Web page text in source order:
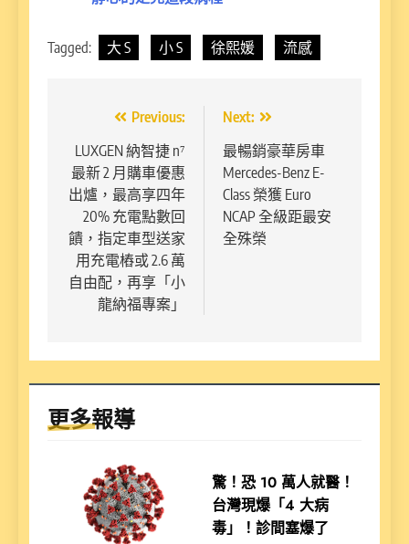
Tagged: 大 S 小 S 徐熙媛 流感
章
導
覽
Previous:
LUXGEN 納智捷 n⁷
最新 2 月購車優惠
出爐，最高享四年
20% 充電點數回
饋，指定車型送家
用充電樁或 2.6 萬
自由配，再享「小
龍納福專案」
Next:
最暢銷豪華房車
Mercedes-Benz E-
Class 榮獲 Euro
NCAP 全級距最安
全殊榮
更多報導
驚！恐 10 萬人就醫！
台灣現爆「4 大病
毒」！診間塞爆了